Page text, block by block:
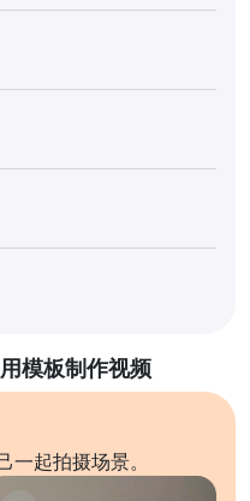
模板制作视频
起拍摄场景。